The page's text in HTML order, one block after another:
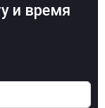
и время